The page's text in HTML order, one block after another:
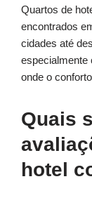
Quartos de
encontrados
cidades até
especialmente
onde o
Quais
hotel